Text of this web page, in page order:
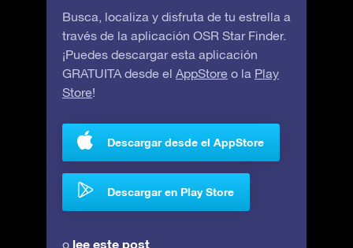
Busca, localiza y disfruta de tu estrella a
través de la aplicación OSR Star Finder.
¡Puedes descargar esta aplicación
GRATUITA desde el AppStore o la Play
Store!
Descargar desde el AppStore
Descargar en Play Store
o lee este post